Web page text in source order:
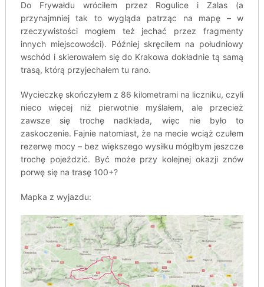
Do Frywałdu wróciłem przez Rogulice i Zalas (a
przynajmniej tak to wygląda patrząc na mapę – w
rzeczywistości mogłem też jechać przez fragmenty
innych miejscowości). Później skręciłem na południowy
wschód i skierowałem się do Krakowa dokładnie tą samą
trasą, którą przyjechałem tu rano.
Wycieczkę skończyłem z 86 kilometrami na liczniku, czyli
nieco więcej niż pierwotnie myślałem, ale przecież
zawsze się trochę nadkłada, więc nie było to
zaskoczenie. Fajnie natomiast, że na mecie wciąż czułem
rezerwę mocy – bez większego wysiłku mógłbym jeszcze
trochę pojeździć. Być może przy kolejnej okazji znów
porwę się na trasę 100+?
Mapka z wyjazdu: